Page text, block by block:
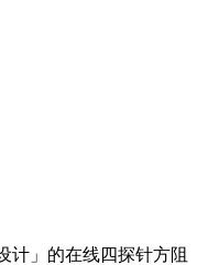
计」的在线四探针方阻